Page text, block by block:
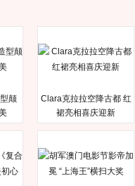
颠
Clara克拉拉空降古都 红
裙亮相喜庆迎新